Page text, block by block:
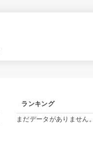
ランキング
まだデータがありません。